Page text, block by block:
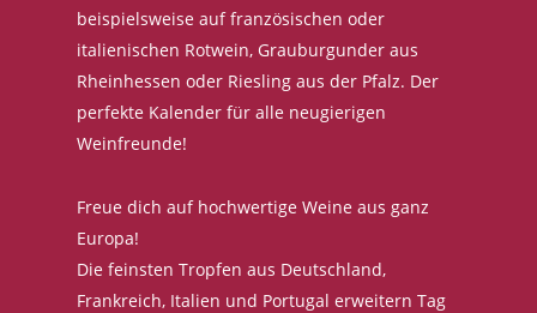
beispielsweise auf französischen oder
italienischen Rotwein, Grauburgunder aus
Rheinhessen oder Riesling aus der Pfalz. Der
perfekte Kalender für alle neugierigen
Weinfreunde!
Freue dich auf hochwertige Weine aus ganz
Europa!
Die feinsten Tropfen aus Deutschland,
Frankreich, Italien und Portugal erweitern Tag